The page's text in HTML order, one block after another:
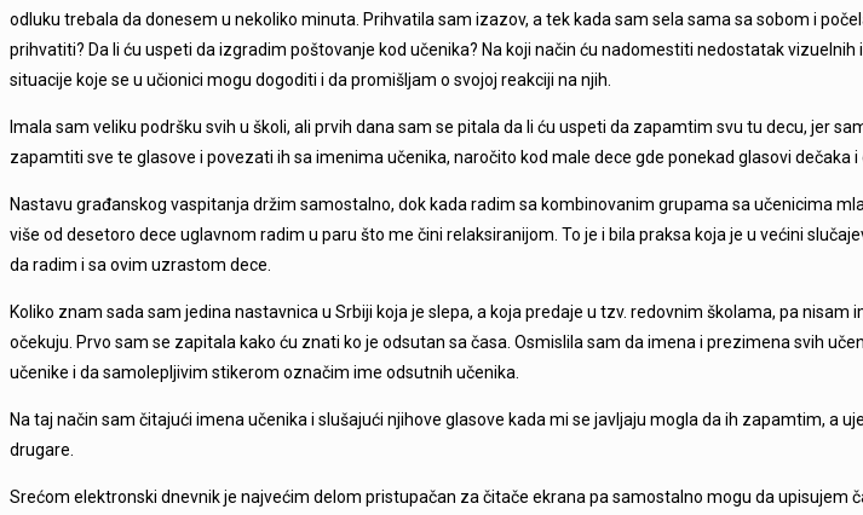
odluku trebala da donesem u nekoliko minuta. Prihvatila sam izazov, a tek kada sam sela sama sa sobom i
prihvatiti? Da li ću uspeti da izgradim poštovanje kod učenika? Na koji način ću nadomestiti nedostatak
situacije koje se u učionici mogu dogoditi i da promišljam o svojoj reakciji na njih.
Imala sam veliku podršku svih u školi, ali prvih dana sam se pitala da li ću uspeti da zapamtim svu tu decu, jer
zapamtiti sve te glasove i povezati ih sa imenima učenika, naročito kod male dece gde ponekad glasovi dečaka i
Nastavu građanskog vaspitanja držim samostalno, dok kada radim sa kombinovanim grupama sa učenicima
više od desetoro dece uglavnom radim u paru što me čini relaksiranijom. To je i bila praksa koja je u većini
da radim i sa ovim uzrastom dece.
Koliko znam sada sam jedina nastavnica u Srbiji koja je slepa, a koja predaje u tzv. redovnim školama, pa
očekuju. Prvo sam se zapitala kako ću znati ko je odsutan sa časa. Osmislila sam da imena i prezimena svih
učenike i da samolepljivim stikerom označim ime odsutnih učenika.
Na taj način sam čitajući imena učenika i slušajući njihove glasove kada mi se javljaju mogla da ih zapamtim, a
drugare.
Srećom elektronski dnevnik je najvećim delom pristupačan za čitače ekrana pa samostalno mogu da upisujem